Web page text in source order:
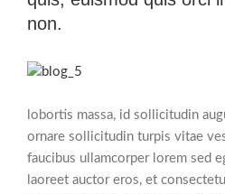
non.
lobortis massa, id sollicitudin
ornare sollicitudin turpis vitae
faucibus ullamcorper lorem sed
laoreet auctor eros, et